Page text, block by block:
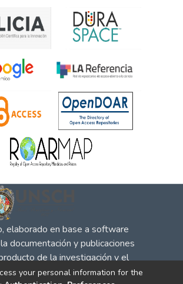
elaborado en base a software
documentación y publicaciones
de la investigación y el
defensa de la competencia, la
your personal information for the